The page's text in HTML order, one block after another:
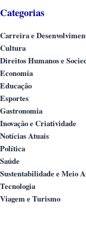
Categorias
Carreira e
Cultura
Direitos Humanos e
Economia
Educação
Esportes
Gastronomia
Inovação e Criatividade
Notícias Atuais
Política
Saúde
Sustentabilidade e Meio
Tecnologia
Viagem e Turismo